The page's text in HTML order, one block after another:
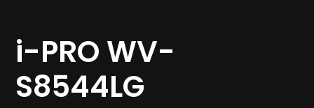
i-PRO WV-
S8544LG